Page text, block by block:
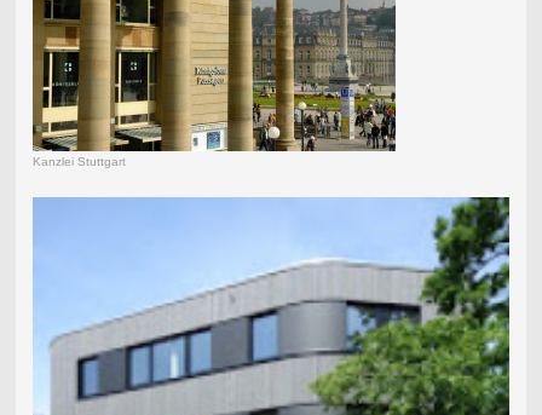
Kanzlei Stuttgart